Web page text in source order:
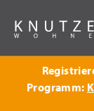
Zurück
Programm: